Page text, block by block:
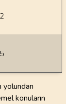
2
5
yolundan
konuların